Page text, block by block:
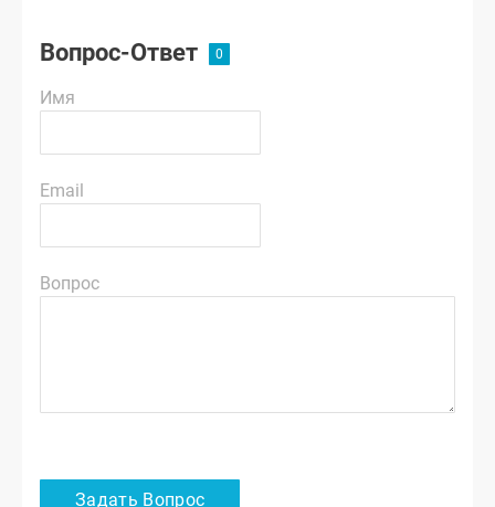
Вопрос-Ответ
Имя
Email
Вопрос